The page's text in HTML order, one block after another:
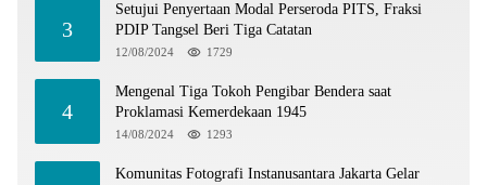
3
Setujui Penyertaan Modal Perseroda PITS, Fraksi
PDIP Tangsel Beri Tiga Catatan
12/08/2024 1729
4
Mengenal Tiga Tokoh Pengibar Bendera saat
Proklamasi Kemerdekaan 1945
14/08/2024 1293
Komunitas Fotografi Instanusantara Jakarta Gelar